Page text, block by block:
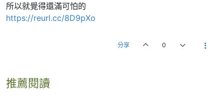
所以就覺得還滿可怕的
https://reurl.cc/8D9pXo
分享 0
推薦閱讀